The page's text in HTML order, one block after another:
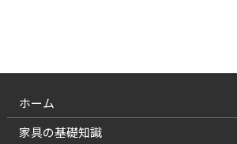
ホーム
家具の基礎知識